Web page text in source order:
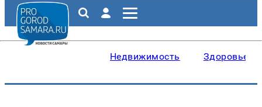
Недвижимость Здоровье